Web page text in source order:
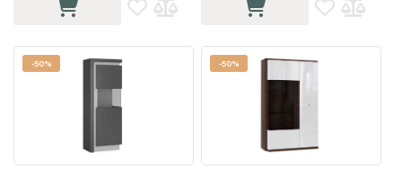
-50% -50%